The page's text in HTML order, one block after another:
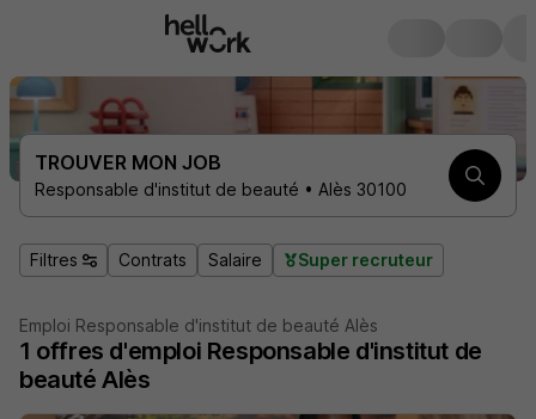
TROUVER MON JOB
Responsable d'institut de beauté • Alès 30100
Filtres Contrats Salaire Super recruteur
Emploi Responsable d'institut de beauté Alès
1 offres d'emploi Responsable d'institut de
beauté Alès